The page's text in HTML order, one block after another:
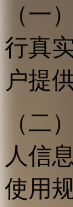
（一
行真
户提
（二
人信
使用